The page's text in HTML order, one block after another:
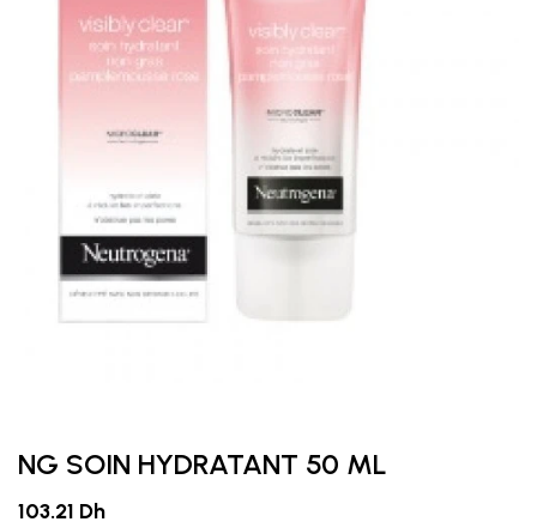
NG SOIN HYDRATANT 50 ML
103.21 Dh